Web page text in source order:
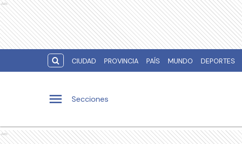
Ads
CIUDAD PROVINCIA PAÍS MUNDO DEPORTES
Secciones
Ads